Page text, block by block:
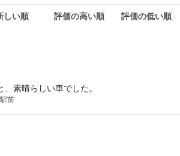
しい順 評価の高い順 評価の低い順
素晴らしい車でした。
前